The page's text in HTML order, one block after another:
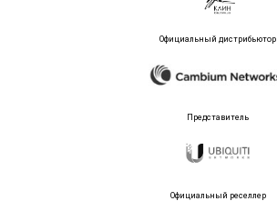
Официальный дистрибьютор
Представитель
Официальный реселлер